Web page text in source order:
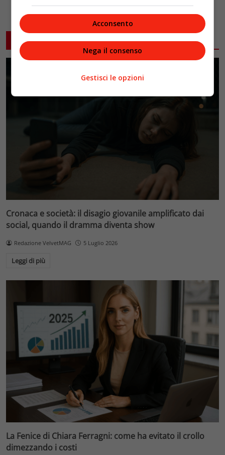
ARTICOLI CORRELATI
Cronaca e società: il disagio giovanile amplificato dai
social, quando il dramma diventa show
Redazione VelvetMAG 5 Luglio 2026
Leggi di più
La Fenice di Chiara Ferragni: come ha evitato il crollo
dimezzando i costi
Acconsento
Nega il consenso
Gestisci le opzioni